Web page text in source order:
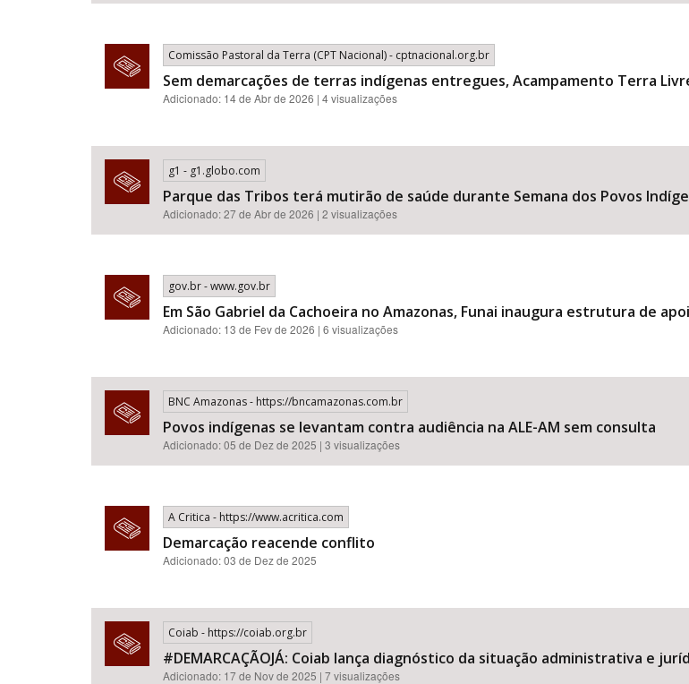
Comissão Pastoral da Terra (CPT Nacional) - cptnacional.org.br
Sem demarcações de terras indígenas entregues, Acampamento Terra
Adicionado: 14 de Abr de 2026 | 4 visualizações
g1 - g1.globo.com
Parque das Tribos terá mutirão de saúde durante Semana dos Povos
Adicionado: 27 de Abr de 2026 | 2 visualizações
gov.br - www.gov.br
Em São Gabriel da Cachoeira no Amazonas, Funai inaugura estrutura de
Adicionado: 13 de Fev de 2026 | 6 visualizações
BNC Amazonas - https://bncamazonas.com.br
Povos indígenas se levantam contra audiência na ALE-AM sem consulta
Adicionado: 05 de Dez de 2025 | 3 visualizações
A Critica - https://www.acritica.com
Demarcação reacende conflito
Adicionado: 03 de Dez de 2025
Coiab - https://coiab.org.br
#DEMARCAÇÃOJÁ: Coiab lança diagnóstico da situação administrativa e
Adicionado: 17 de Nov de 2025 | 7 visualizações